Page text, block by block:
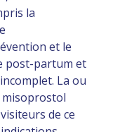
la
et le
post-partum et
La ou
misoprostol
de ce